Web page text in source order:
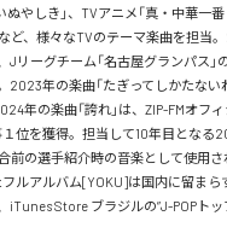
やしき」、TVアニメ「真・中華一番
ど、様々なTVのテーマ楽曲を担当
Jリーグチーム「名古屋グランパス」
2023年の楽曲「たぎってしかたない
年の楽曲「誇れ」は、ZIP-FMオフ
１位を獲得。担当して10年目となる
前の選手紹介時の音楽として使用さ
ルアルバム[YOKU]は国内に留まら
iTunes Store ブラジルの”J-POPトッ